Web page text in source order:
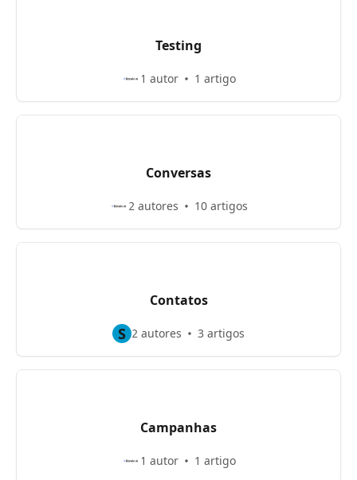
Testing
1 autor 1 artigo
Conversas
2 autores 10 artigos
Contatos
S 2 autores 3 artigos
Campanhas
1 autor 1 artigo